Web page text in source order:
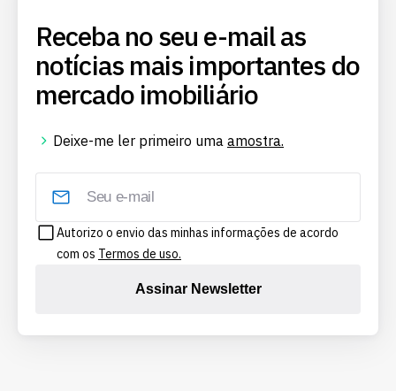
Receba no seu e-mail as
notícias mais importantes do
mercado imobiliário
Deixe-me ler primeiro uma amostra.
Autorizo o envio das minhas informações de acordo
com os Termos de uso.
Assinar Newsletter